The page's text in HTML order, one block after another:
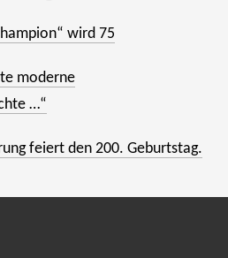
wird 75
moderne
…“
feiert den 200. Geburtstag.